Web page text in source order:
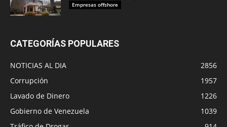
Empresas offshore
CATEGORÍAS POPULARES
NOTICIAS AL DIA
2856
Corrupción
1957
Lavado de Dinero
1226
Gobierno de Venezuela
1039